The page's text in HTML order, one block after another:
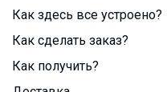
Как здесь все устроено?
Как сделать заказ?
Как получить?